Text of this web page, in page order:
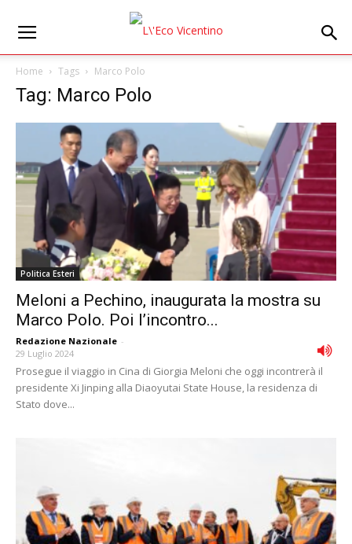
Home Tags Marco Polo
Tag: Marco Polo
Politica Esteri
Meloni a Pechino, inaugurata la mostra su
Marco Polo. Poi l’incontro...
Redazione Nazionale -
29 Luglio 2024
Prosegue il viaggio in Cina di Giorgia Meloni che oggi incontrerà il
presidente Xi Jinping alla Diaoyutai State House, la residenza di
Stato dove...